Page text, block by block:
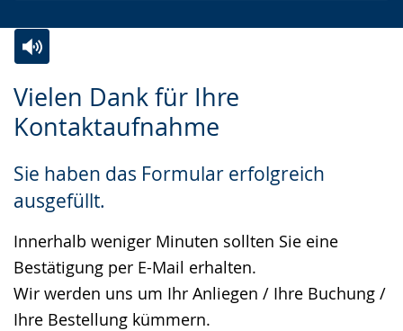
Vielen Dank für Ihre
Kontaktaufnahme
Sie haben das Formular erfolgreich
ausgefüllt.
Innerhalb weniger Minuten sollten Sie eine
Bestätigung per E-Mail erhalten.
Wir werden uns um Ihr Anliegen / Ihre Buchung /
Ihre Bestellung kümmern.
Leichten
Sprache
Audio-
Unterstützung.
Video
in
Gebärdensprache
wird
angezeigt.